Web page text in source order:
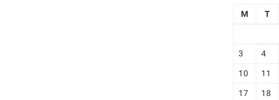
M
T
3
4
10
11
17
18